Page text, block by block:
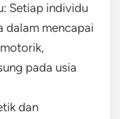
Setiap individu
dalam mencapai
pada usia
dan